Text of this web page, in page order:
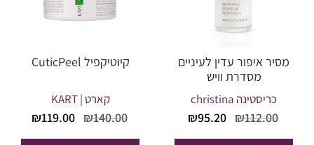
מסיר איפור עדין לעיניים
מסדרת וויש
כריסטינה christina
₪112.00
המחיר
₪95.20
קיוטיקפיל CuticPeel
קארט | KART
₪140.00
המחיר₪119.00